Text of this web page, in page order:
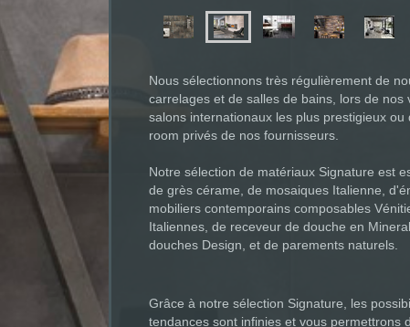
Nous sélectionnons très régulièrement de
carrelages et de salles de bains, lors de nos
salons internationaux les plus prestigieux
room privés de nos fournisseurs.
Notre sélection de matériaux Signature est
de grès cérame, de mosaiques Italienne,
mobiliers contemporains composables
Italiennes, de receveur de douche en
douches Design, et de parements naturels.
Grâce à notre sélection Signature, les
tendances sont infinies et vous permettrons